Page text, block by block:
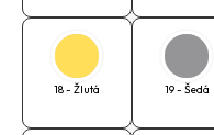
18 - Žlutá 19 - Šedá